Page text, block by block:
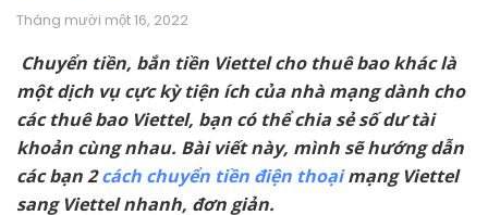
Tháng mười một 16, 2022
Chuyển tiền, bắn tiền Viettel cho thuê bao khác là
một dịch vụ cực kỳ tiện ích của nhà mạng dành cho
các thuê bao Viettel, bạn có thể chia sẻ số dư tài
khoản cùng nhau. Bài viết này, mình sẽ hướng dẫn
các bạn 2cách chuyển tiền điện thoạimạng Viettel
sang Viettel nhanh, đơn giản.